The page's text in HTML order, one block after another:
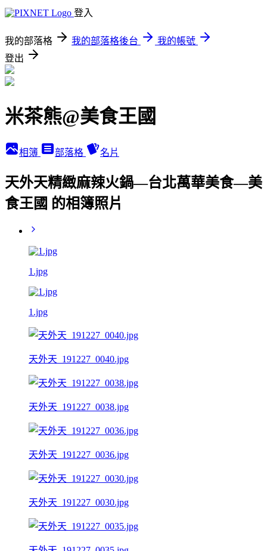
登入
我的部落格 我的部落格後台
我的帳號
登出
米茶熊@美食王國
相簿 部落格 名片
天外天精緻麻辣火鍋—台北萬華美食—美
食王國 的相簿照片
1.jpg
1.jpg
天外天_191227_0040.jpg
天外天_191227_0038.jpg
天外天_191227_0036.jpg
天外天_191227_0030.jpg